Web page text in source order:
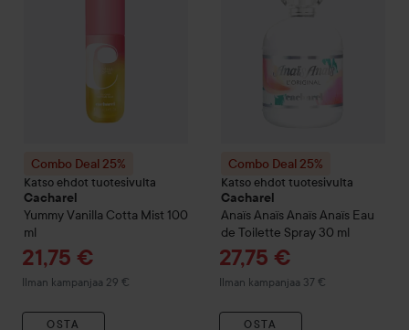
Combo Deal 25%
Katso ehdot tuotesivulta
Cacharel
Yummy Vanilla Cotta Mist 100
ml
Tarjoushinta
21,75 €
Ilman kampanjaa 29 €
OSTA
Combo Deal 25%
Katso ehdot tuotesivulta
Cacharel
Anaïs AnaïsAnaïs Anaïs Eau
de Toilette Spray 30 ml
Tarjoushinta
27,75 €
Ilman kampanjaa 37 €
OSTA